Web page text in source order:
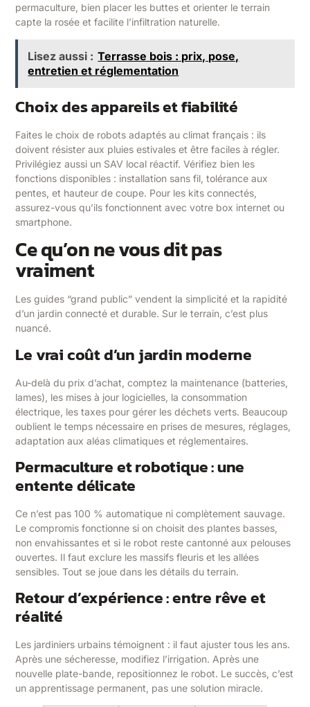
permaculture, bien placer les buttes et orienter le terrain
capte la rosée et facilite l’infiltration naturelle.
Lisez aussi : Terrasse bois : prix, pose,
entretien et réglementation
Choix des appareils et fiabilité
Faites le choix de robots adaptés au climat français : ils
doivent résister aux pluies estivales et être faciles à régler.
Privilégiez aussi un SAV local réactif. Vérifiez bien les
fonctions disponibles : installation sans fil, tolérance aux
pentes, et hauteur de coupe. Pour les kits connectés,
assurez-vous qu’ils fonctionnent avec votre box internet ou
smartphone.
Ce qu’on ne vous dit pas
vraiment
Les guides “grand public” vendent la simplicité et la rapidité
d’un jardin connecté et durable. Sur le terrain, c’est plus
nuancé.
Le vrai coût d’un jardin moderne
Au-delà du prix d’achat, comptez la maintenance (batteries,
lames), les mises à jour logicielles, la consommation
électrique, les taxes pour gérer les déchets verts. Beaucoup
oublient le temps nécessaire en prises de mesures, réglages,
adaptation aux aléas climatiques et réglementaires.
Permaculture et robotique : une
entente délicate
Ce n’est pas 100 % automatique ni complètement sauvage.
Le compromis fonctionne si on choisit des plantes basses,
non envahissantes et si le robot reste cantonné aux pelouses
ouvertes. Il faut exclure les massifs fleuris et les allées
sensibles. Tout se joue dans les détails du terrain.
Retour d’expérience : entre rêve et
réalité
Les jardiniers urbains témoignent : il faut ajuster tous les ans.
Après une sécheresse, modifiez l’irrigation. Après une
nouvelle plate-bande, repositionnez le robot. Le succès, c’est
un apprentissage permanent, pas une solution miracle.